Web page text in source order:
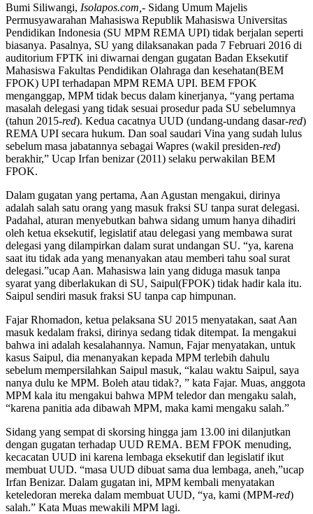
Bumi Siliwangi, Isolapos.com,- Sidang Umum Majelis
Permusyawarahan Mahasiswa Republik Mahasiswa Universitas
Pendidikan Indonesia (SU MPM REMA UPI) tidak berjalan seperti
biasanya. Pasalnya, SU yang dilaksanakan pada 7 Februari 2016 di
auditorium FPTK ini diwarnai dengan gugatan Badan Eksekutif
Mahasiswa Fakultas Pendidikan Olahraga dan kesehatan(BEM
FPOK) UPI terhadapan MPM REMA UPI. BEM FPOK
menganggap, MPM tidak becus dalam kinerjanya, “yang pertama
masalah delegasi yang tidak sesuai prosedur pada SU sebelumnya
(tahun 2015-red). Kedua cacatnya UUD (undang-undang dasar-red)
REMA UPI secara hukum. Dan soal saudari Vina yang sudah lulus
sebelum masa jabatannya sebagai Wapres (wakil presiden-red)
berakhir,” Ucap Irfan benizar (2011) selaku perwakilan BEM
FPOK.
Dalam gugatan yang pertama, Aan Agustan mengakui, dirinya
adalah salah satu orang yang masuk fraksi SU tanpa surat delegasi.
Padahal, aturan menyebutkan bahwa sidang umum hanya dihadiri
oleh ketua eksekutif, legislatif atau delegasi yang membawa surat
delegasi yang dilampirkan dalam surat undangan SU. “ya, karena
saat itu tidak ada yang menanyakan atau memberi tahu soal surat
delegasi.”ucap Aan. Mahasiswa lain yang diduga masuk tanpa
syarat yang diberlakukan di SU, Saipul(FPOK) tidak hadir kala itu.
Saipul sendiri masuk fraksi SU tanpa cap himpunan.
Fajar Rhomadon, ketua pelaksana SU 2015 menyatakan, saat Aan
masuk kedalam fraksi, dirinya sedang tidak ditempat. Ia mengakui
bahwa ini adalah kesalahannya. Namun, Fajar menyatakan, untuk
kasus Saipul, dia menanyakan kepada MPM terlebih dahulu
sebelum mempersilahkan Saipul masuk, “kalau waktu Saipul, saya
nanya dulu ke MPM. Boleh atau tidak?, ” kata Fajar. Muas, anggota
MPM kala itu mengakui bahwa MPM teledor dan mengaku salah,
“karena panitia ada dibawah MPM, maka kami mengaku salah.”
Sidang yang sempat di skorsing hingga jam 13.00 ini dilanjutkan
dengan gugatan terhadap UUD REMA. BEM FPOK menuding,
kecacatan UUD ini karena lembaga eksekutif dan legislatif ikut
membuat UUD. “masa UUD dibuat sama dua lembaga, aneh,”ucap
Irfan Benizar. Dalam gugatan ini, MPM kembali menyatakan
keteledoran mereka dalam membuat UUD, “ya, kami (MPM-red)
salah.” Kata Muas mewakili MPM lagi.